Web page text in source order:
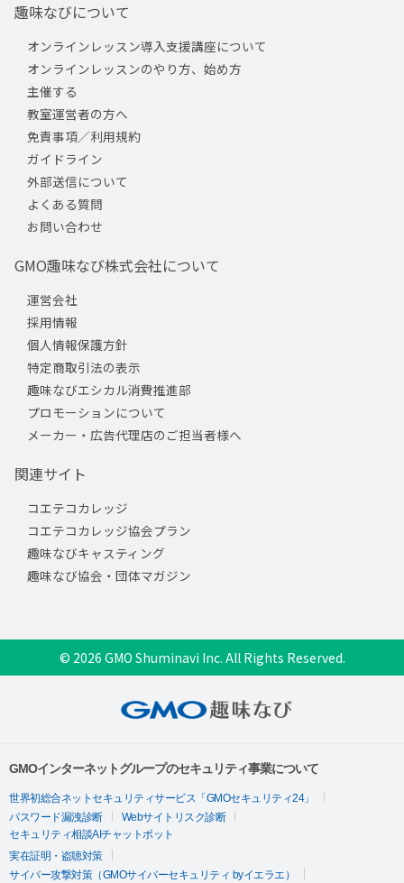
趣味なびについて
オンラインレッスン導入支援講座について
オンラインレッスンのやり方、始め方
主催する
教室運営者の方へ
免責事項／利用規約
ガイドライン
外部送信について
よくある質問
お問い合わせ
GMO趣味なび株式会社について
運営会社
採用情報
個人情報保護方針
特定商取引法の表示
趣味なびエシカル消費推進部
プロモーションについて
メーカー・広告代理店のご担当者様へ
関連サイト
コエテコカレッジ
コエテコカレッジ協会プラン
趣味なびキャスティング
趣味なび協会・団体マガジン
© 2026 GMO Shuminavi Inc. All Rights Reserved.